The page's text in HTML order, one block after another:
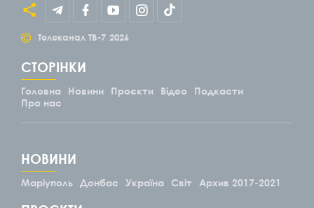
© Телеканал ТВ-7 2026
СТОРІНКИ
Головна Новини Проєкти Відео
Подкасти
Про нас
НОВИНИ
Маріуполь Донбас Україна Світ Архив 2017-2021